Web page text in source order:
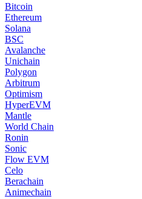
Bitcoin
Ethereum
Solana
BSC
Avalanche
Unichain
Polygon
Arbitrum
Optimism
HyperEVM
Mantle
World Chain
Ronin
Sonic
Flow EVM
Celo
Berachain
Animechain